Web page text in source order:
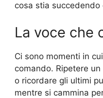
cosa stia succedendo
La voce che
Ci sono momenti in
comando. Ripetere
o ricordare gli ultimi
mentre si cammina